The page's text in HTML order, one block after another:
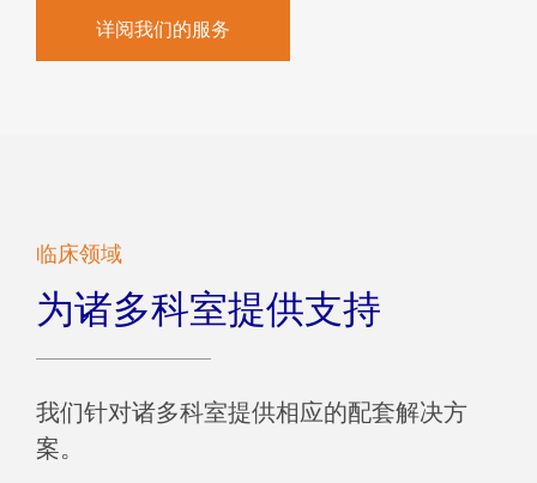
详阅我们的服务
临床领域
为诸多科室提供支持
我们针对诸多科室提供相应的配套解决方
案。